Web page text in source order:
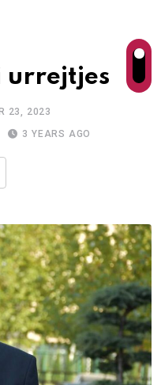
urrejtjes
23, 2023
3 YEARS AGO